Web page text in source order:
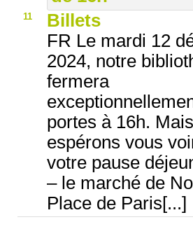
11
Billets
FR Le mardi 12
2024, notre
fermera
portes à 16h.
espérons vous
votre pause
– le marché de
Place de Paris[...]